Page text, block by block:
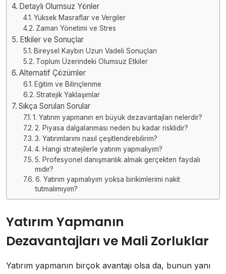
Detaylı Olumsuz Yönler
Yüksek Masraflar ve Vergiler
Zaman Yönetimi ve Stres
Etkiler ve Sonuçlar
Bireysel Kaybın Uzun Vadeli Sonuçları
Toplum Üzerindeki Olumsuz Etkiler
Alternatif Çözümler
Eğitim ve Bilinçlenme
Stratejik Yaklaşımlar
Sıkça Sorulan Sorular
1. Yatırım yapmanın en büyük dezavantajları nelerdir?
2. Piyasa dalgalanması neden bu kadar risklidir?
3. Yatırımlarımı nasıl çeşitlendirebilirim?
4. Hangi stratejilerle yatırım yapmalıyım?
5. Profesyonel danışmanlık almak gerçekten faydalı
mıdır?
6. Yatırım yapmalıyım yoksa birikimlerimi nakit
tutmalımıyım?
Yatırım Yapmanın
Dezavantajları ve Mali Zorluklar
Yatırım yapmanın birçok avantajı olsa da, bunun yanı